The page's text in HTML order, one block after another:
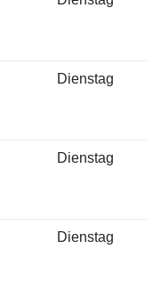
Dienstag
Dienstag
Dienstag